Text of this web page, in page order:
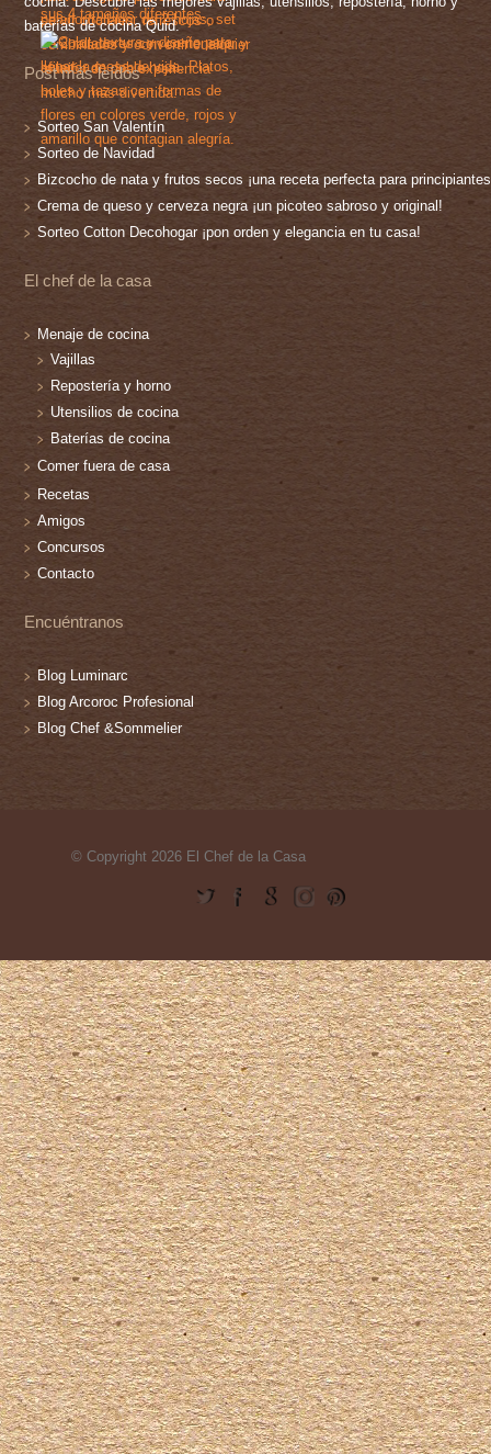
baterías de cocina Quid.
Post más leídos
Sorteo San Valentín
Sorteo de Navidad
Bizcocho de nata y frutos secos ¡una receta perfecta para
Crema de queso y cerveza negra ¡un picoteo sabroso y original!
Sorteo Cotton Decohogar ¡pon orden y elegancia en tu casa!
El chef de la casa
Menaje de cocina
Vajillas
Repostería y horno
Utensilios de cocina
Baterías de cocina
Comer fuera de casa
Recetas
Amigos
Concursos
Contacto
Encuéntranos
Blog Luminarc
Blog Arcoroc Profesional
Blog Chef &Sommelier
© Copyright 2026 El Chef de la Casa